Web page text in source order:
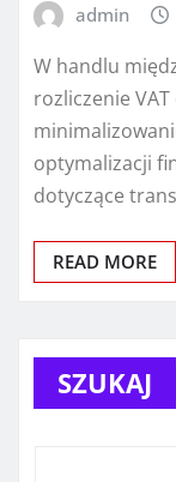
admin
W handlu
rozliczenie
optymalizacji
dotyczące
READ MORE
SZUKAJ